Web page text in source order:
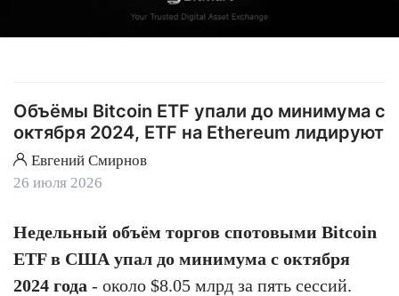
Объёмы Bitcoin ETF упали до минимума с
октября 2024, ETF на Ethereum лидируют
Евгений Смирнов
26 июля 2026
Недельный объём торгов спотовыми Bitcoin
ETF в США упал до минимума с октября
2024 года - около $8.05 млрд за пять сессий.